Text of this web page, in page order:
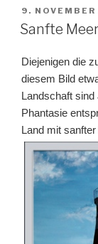
AM
9.
Sanfte
Diejenigen die
diesem Bild
Landschaft sind
Phantasie
Land mit